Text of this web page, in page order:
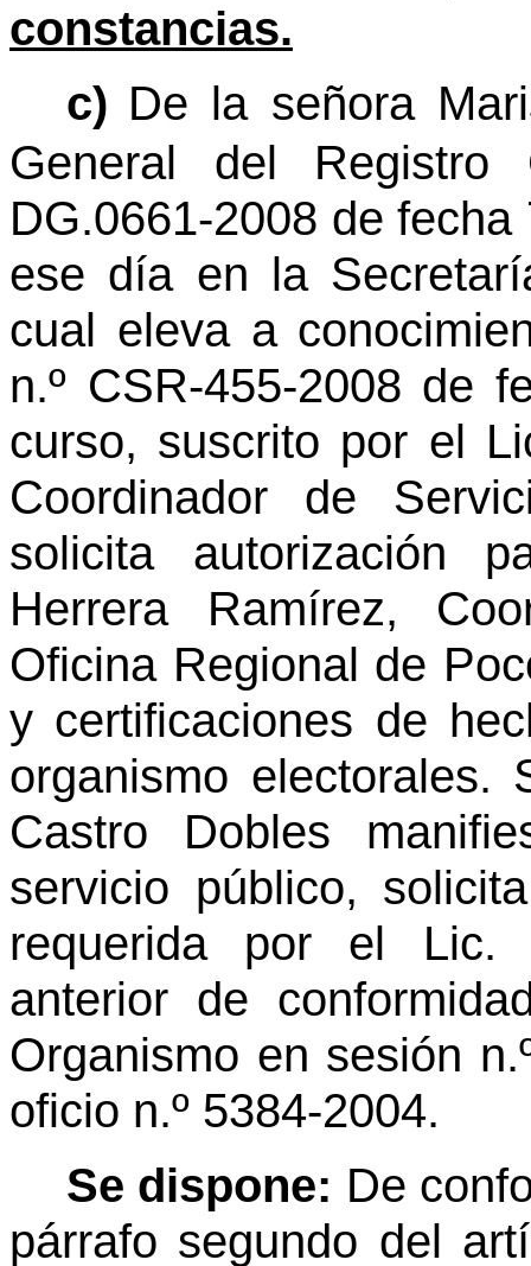
constancias.
c) De la señora
General del
DG.0661-2008 de
ese día en la
cual eleva a
n.º CSR-455-2008 de
curso, suscrito por el
Coordinador de
solicita autorización
Herrera Ramírez,
Oficina Regional de
y certificaciones de
organismo electorales.
Castro Dobles
servicio público,
requerida por el Lic.
anterior de
Organismo en sesión
oficio n.º 5384-2004.
Se dispone: De
párrafo segundo del